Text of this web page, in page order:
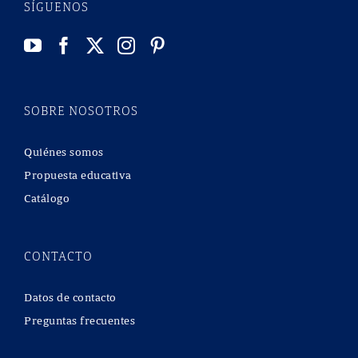
SÍGUENOS
SOBRE NOSOTROS
Quiénes somos
Propuesta educativa
Catálogo
CONTACTO
Datos de contacto
Preguntas frecuentes